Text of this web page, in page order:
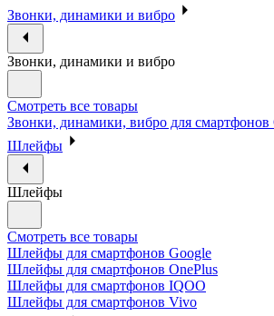
Звонки, динамики и вибро
Звонки, динамики и вибро
Смотреть все товары
Звонки, динамики, вибро для смартфонов
Шлейфы
Шлейфы
Смотреть все товары
Шлейфы для смартфонов Google
Шлейфы для смартфонов OnePlus
Шлейфы для смартфонов IQOO
Шлейфы для смартфонов Vivo